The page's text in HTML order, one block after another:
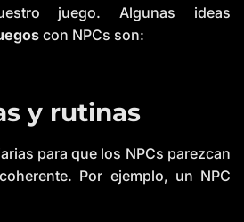
juego. Algunas ideas
con NPCs son:
y rutinas
para que los NPCs parezcan
Por ejemplo, un NPC